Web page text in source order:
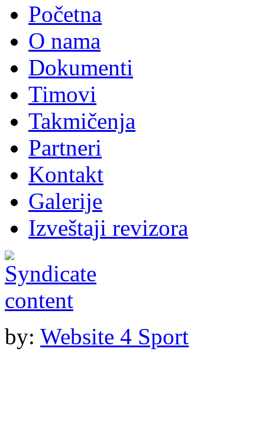
Početna
O nama
Dokumenti
Timovi
Takmičenja
Partneri
Kontakt
Galerije
Izveštaji revizora
by: Website 4 Sport